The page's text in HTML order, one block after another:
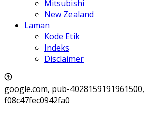
Mitsubishi
New Zealand
Laman
Kode Etik
Indeks
Disclaimer
google.com, pub-4028159191961500,
f08c47fec0942fa0